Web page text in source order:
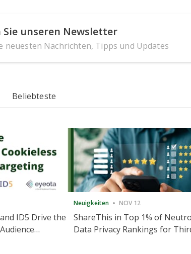
unseren Newsletter
neuesten Nachrichten, Tipps und Updates
Beliebteste
ID5 Drive the
Neuigkeiten NOV 12
ShareThis in Top 1% of
Data Privacy Rankings for